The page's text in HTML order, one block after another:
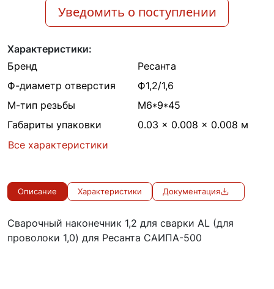
Уведомить о поступлении
Характеристики:
Бренд
Ресанта
Ф-диаметр отверстия
Ф1,2/1,6
М-тип резьбы
M6*9*45
Габариты упаковки
0.03 × 0.008 × 0.008 м
Все характеристики
Описание Характеристики Документация
Сварочный наконечник 1,2 для сварки AL (для
проволоки 1,0) для Ресанта САИПА-500